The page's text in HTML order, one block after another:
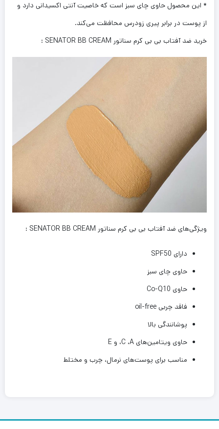
* این محصول حاوی چای سبز است که خاصیت آنتی اکسیدانی دارد و
از پوست در برابر پیری زودرس محافظت می‌کند.
خرید ضد آفتاب بی بی کرم سناتور SENATOR BB CREAM :
ویژگی‌های ضد آفتاب بی بی کرم سناتور SENATOR BB CREAM :
دارای SPF50
حاوی چای سبز
حاوی Co-Q10
فاقد چربی oil-free
پوشانندگی بالا
حاوی ویتامین‌های A، C، و E
مناسب برای پوست‌های نرمال، چرب و مختلط